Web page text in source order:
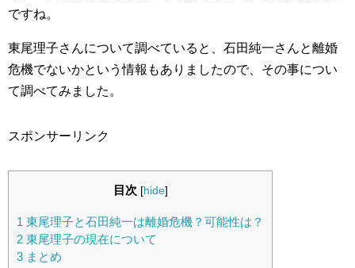
ですね。
東尾理子さんについて調べていると、石田純一さんと離婚
危機でないかという情報もありましたので、その事につい
て調べてみました。
スポンサーリンク
目次 [hide]
1 東尾理子と石田純一は離婚危機？可能性は？
2 東尾理子の現在について
3 まとめ